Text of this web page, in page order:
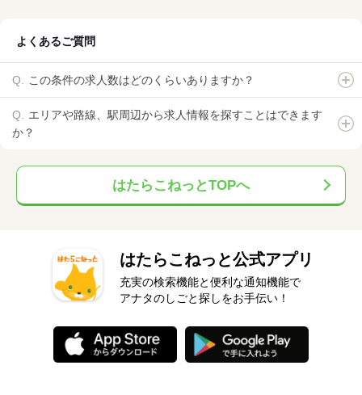
よくあるご質問
この条件の求人数はどのくらいありますか？
エリアや路線、駅周辺から求人情報を探すことはできます
か？
はたらこねっとTOPへ
はたらこねっと公式アプリ
充実の検索機能と便利な通知機能で
アナタのしごと探しをお手伝い！